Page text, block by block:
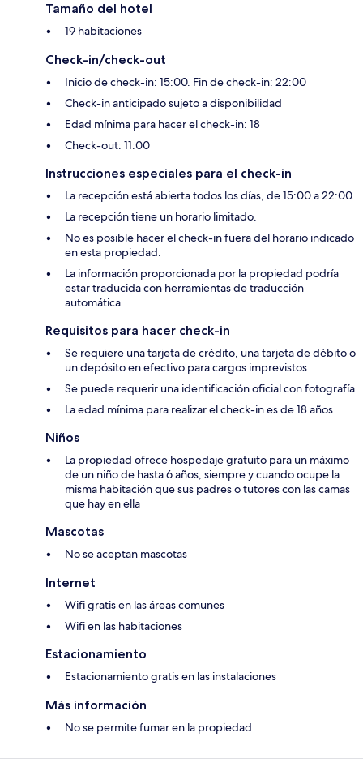
Tamaño del hotel
19 habitaciones
Check-in/check-out
Inicio de check-in: 15:00. Fin de check-in: 22:00
Check-in anticipado sujeto a disponibilidad
Edad mínima para hacer el check-in: 18
Check-out: 11:00
Instrucciones especiales para el check-in
La recepción está abierta todos los días, de 15:00 a 22:00.
La recepción tiene un horario limitado.
No es posible hacer el check-in fuera del horario indicado
en esta propiedad.
La información proporcionada por la propiedad podría
estar traducida con herramientas de traducción
automática.
Requisitos para hacer check-in
Se requiere una tarjeta de crédito, una tarjeta de débito o
un depósito en efectivo para cargos imprevistos
Se puede requerir una identificación oficial con fotografía
La edad mínima para realizar el check-in es de 18 años
Niños
La propiedad ofrece hospedaje gratuito para un máximo
de un niño de hasta 6 años, siempre y cuando ocupe la
misma habitación que sus padres o tutores con las camas
que hay en ella
Mascotas
No se aceptan mascotas
Internet
Wifi gratis en las áreas comunes
Wifi en las habitaciones
Estacionamiento
Estacionamiento gratis en las instalaciones
Más información
No se permite fumar en la propiedad